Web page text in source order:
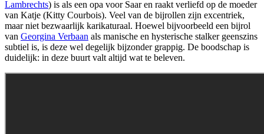
Lambrechts) is als een opa voor Saar en raakt verliefd op de moeder
van Katje (Kitty Courbois). Veel van de bijrollen zijn excentriek,
maar niet bezwaarlijk karikaturaal. Hoewel bijvoorbeeld een bijrol
van Georgina Verbaan als manische en hysterische stalker geenszins
subtiel is, is deze wel degelijk bijzonder grappig. De boodschap is
duidelijk: in deze buurt valt altijd wat te beleven.